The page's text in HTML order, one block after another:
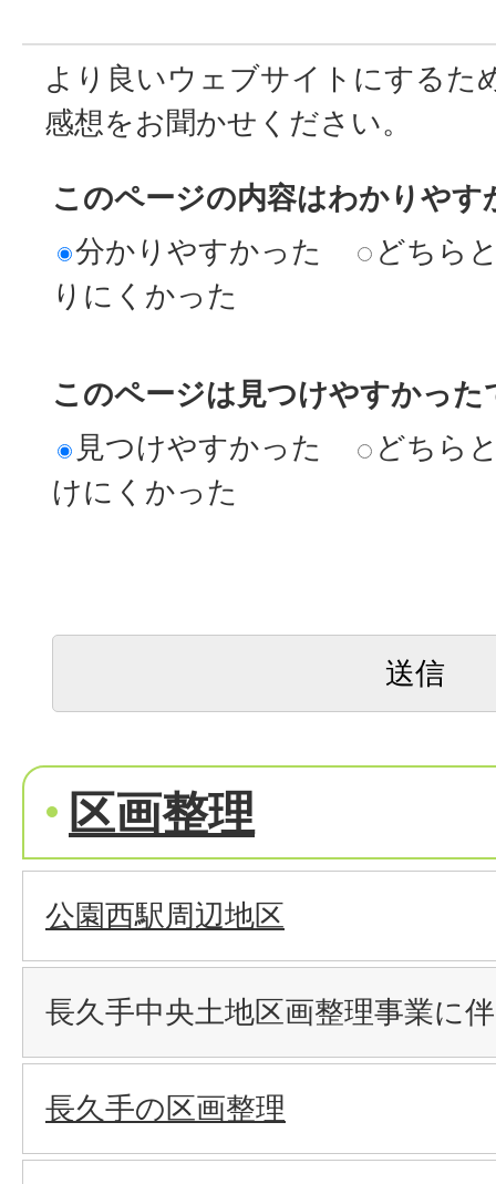
より良いウェブサイトにするた
感想をお聞かせください。
このページの内容はわかりやす
分かりやすかった
どちら
りにくかった
このページは見つけやすかった
見つけやすかった
どちら
けにくかった
区画整理
公園西駅周辺地区
長久手中央土地区画整理事業に
長久手の区画整理